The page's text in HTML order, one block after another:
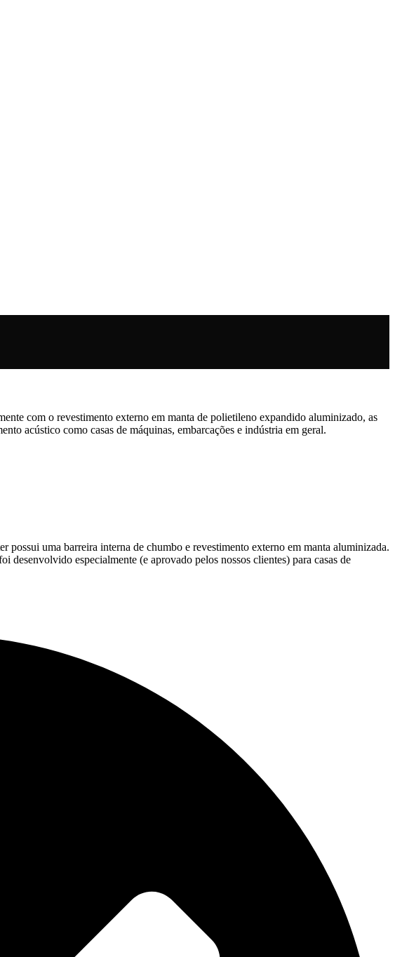
com o revestimento externo em manta de polietileno expandido aluminizado, as
acústico como casas de máquinas, embarcações e indústria em geral.
uma barreira interna de chumbo e revestimento externo em manta aluminizada.
desenvolvido especialmente (e aprovado pelos nossos clientes) para casas de